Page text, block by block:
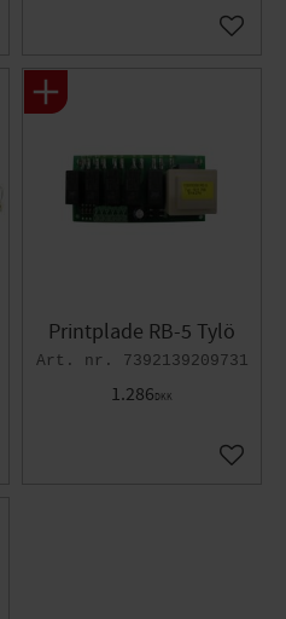
som favorit Gem
som favorit
Printplade RB-5 Tylö​
7392139209731
1.286DKK
Gem